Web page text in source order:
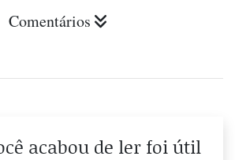
Comentários
acabou de ler foi útil